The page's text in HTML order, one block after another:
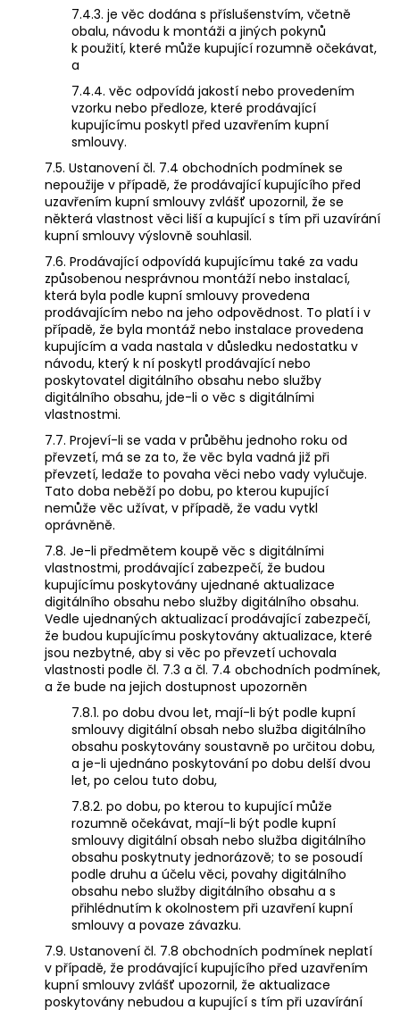
7.4.3. je věc dodána s příslušenstvím, včetně
obalu, návodu k montáži a jiných pokynů
k použití, které může kupující rozumně očekávat,
a
7.4.4. věc odpovídá jakostí nebo provedením
vzorku nebo předloze, které prodávající
kupujícímu poskytl před uzavřením kupní
smlouvy.
7.5. Ustanovení čl. 7.4 obchodních podmínek se
nepoužije v případě, že prodávající kupujícího před
uzavřením kupní smlouvy zvlášť upozornil, že se
některá vlastnost věci liší a kupující s tím při uzavírání
kupní smlouvy výslovně souhlasil.
7.6. Prodávající odpovídá kupujícímu také za vadu
způsobenou nesprávnou montáží nebo instalací,
která byla podle kupní smlouvy provedena
prodávajícím nebo na jeho odpovědnost. To platí i v
případě, že byla montáž nebo instalace provedena
kupujícím a vada nastala v důsledku nedostatku v
návodu, který k ní poskytl prodávající nebo
poskytovatel digitálního obsahu nebo služby
digitálního obsahu, jde-li o věc s digitálními
vlastnostmi.
7.7. Projeví-li se vada v průběhu jednoho roku od
převzetí, má se za to, že věc byla vadná již při
převzetí, ledaže to povaha věci nebo vady vylučuje.
Tato doba neběží po dobu, po kterou kupující
nemůže věc užívat, v případě, že vadu vytkl
oprávněně.
7.8. Je-li předmětem koupě věc s digitálními
vlastnostmi, prodávající zabezpečí, že budou
kupujícímu poskytovány ujednané aktualizace
digitálního obsahu nebo služby digitálního obsahu.
Vedle ujednaných aktualizací prodávající zabezpečí,
že budou kupujícímu poskytovány aktualizace, které
jsou nezbytné, aby si věc po převzetí uchovala
vlastnosti podle čl. 7.3 a čl. 7.4 obchodních podmínek,
a že bude na jejich dostupnost upozorněn
7.8.1. po dobu dvou let, mají-li být podle kupní
smlouvy digitální obsah nebo služba digitálního
obsahu poskytovány soustavně po určitou dobu,
a je-li ujednáno poskytování po dobu delší dvou
let, po celou tuto dobu,
7.8.2. po dobu, po kterou to kupující může
rozumně očekávat, mají-li být podle kupní
smlouvy digitální obsah nebo služba digitálního
obsahu poskytnuty jednorázově; to se posoudí
podle druhu a účelu věci, povahy digitálního
obsahu nebo služby digitálního obsahu a s
přihlédnutím k okolnostem při uzavření kupní
smlouvy a povaze závazku.
7.9. Ustanovení čl. 7.8 obchodních podmínek neplatí
v případě, že prodávající kupujícího před uzavřením
kupní smlouvy zvlášť upozornil, že aktualizace
poskytovány nebudou a kupující s tím při uzavírání